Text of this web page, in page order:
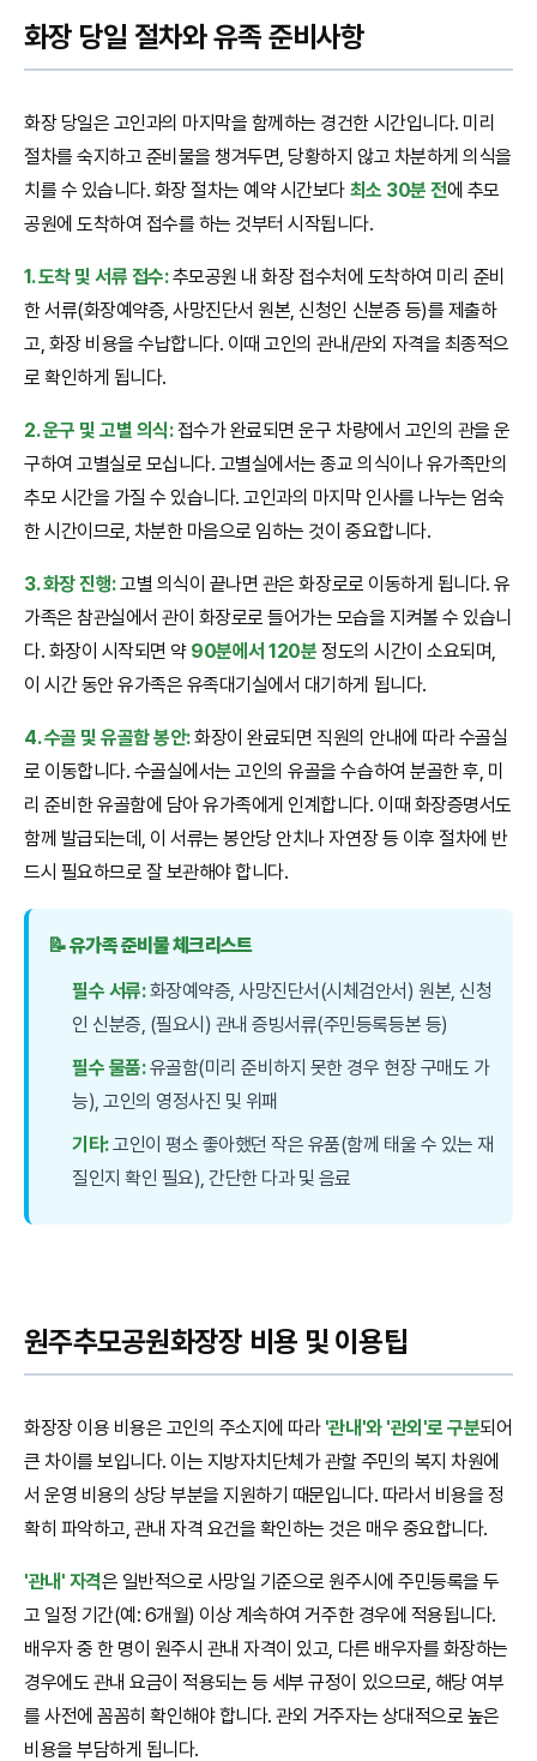
화장 당일 절차와 유족 준비사항
화장 당일은 고인과의 마지막을 함께하는 경건한 시간입니다. 미리
절차를 숙지하고 준비물을 챙겨두면, 당황하지 않고 차분하게 의식을
치를 수 있습니다. 화장 절차는 예약 시간보다 최소 30분 전에 추모
공원에 도착하여 접수를 하는 것부터 시작됩니다.
1. 도착 및 서류 접수:추모공원 내 화장 접수처에 도착하여 미리 준비
한 서류(화장예약증, 사망진단서 원본, 신청인 신분증 등)를 제출하
고, 화장 비용을 수납합니다. 이때 고인의 관내/관외 자격을 최종적으
로 확인하게 됩니다.
2. 운구 및 고별 의식:접수가 완료되면 운구 차량에서 고인의 관을 운
구하여 고별실로 모십니다. 고별실에서는 종교 의식이나 유가족만의
추모 시간을 가질 수 있습니다. 고인과의 마지막 인사를 나누는 엄숙
한 시간이므로, 차분한 마음으로 임하는 것이 중요합니다.
3. 화장 진행:고별 의식이 끝나면 관은 화장로로 이동하게 됩니다. 유
가족은 참관실에서 관이 화장로로 들어가는 모습을 지켜볼 수 있습니
다. 화장이 시작되면 약 90분에서 120분 정도의 시간이 소요되며,
이 시간 동안 유가족은 유족대기실에서 대기하게 됩니다.
4. 수골 및 유골함 봉안:화장이 완료되면 직원의 안내에 따라 수골실
로 이동합니다. 수골실에서는 고인의 유골을 수습하여 분골한 후, 미
리 준비한 유골함에 담아 유가족에게 인계합니다. 이때 화장증명서도
함께 발급되는데, 이 서류는 봉안당 안치나 자연장 등 이후 절차에 반
드시 필요하므로 잘 보관해야 합니다.
📝 유가족 준비물 체크리스트
필수 서류:화장예약증, 사망진단서(시체검안서) 원본, 신청
인 신분증, (필요시) 관내 증빙서류(주민등록등본 등)
필수 물품:유골함(미리 준비하지 못한 경우 현장 구매도 가
능), 고인의 영정사진 및 위패
기타:고인이 평소 좋아했던 작은 유품(함께 태울 수 있는 재
질인지 확인 필요), 간단한 다과 및 음료
원주추모공원화장장 비용 및 이용팁
화장장 이용 비용은 고인의 주소지에 따라 '관내'와 '관외'로 구분되어
큰 차이를 보입니다. 이는 지방자치단체가 관할 주민의 복지 차원에
서 운영 비용의 상당 부분을 지원하기 때문입니다. 따라서 비용을 정
확히 파악하고, 관내 자격 요건을 확인하는 것은 매우 중요합니다.
'관내' 자격은 일반적으로 사망일 기준으로 원주시에 주민등록을 두
고 일정 기간(예: 6개월) 이상 계속하여 거주한 경우에 적용됩니다.
배우자 중 한 명이 원주시 관내 자격이 있고, 다른 배우자를 화장하는
경우에도 관내 요금이 적용되는 등 세부 규정이 있으므로, 해당 여부
를 사전에 꼼꼼히 확인해야 합니다. 관외 거주자는 상대적으로 높은
비용을 부담하게 됩니다.